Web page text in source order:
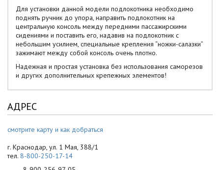
Для установки данной модели подлокотника необходимо
поднять ручник до упора, направить подлокотник на
центральную консоль между передними пассажирскими
сидениями и поставить его, надавив на подлокотник с
небольшим усилием, специальные крепления “ножки-салазки”
зажимают между собой консоль очень плотно.
Надежная и простая установка без использования саморезов
и других дополнительных крепежных элементов!
АДРЕС
смотрите карту и как добраться
г. Краснодар, ул. 1 Мая, 388/1
тел. 8-800-250-17-14